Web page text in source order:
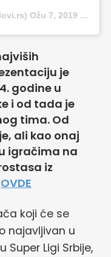
Ožu 7, 2019 u 2:42 PST
je
godine u
i od tada je
tima. Od
ali kao onaj
igračima na
iz
OVDE
koji će se
najavljivan u
Ligi Srbije,